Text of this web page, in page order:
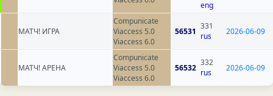
eng
МАТЧ! ИГРА
Compunicate
Viaccess 5.0
Viaccess 6.0
56531
331
rus
2026-06-09
МАТЧ! АРЕНА
Compunicate
Viaccess 5.0
Viaccess 6.0
56532
332
rus
2026-06-09